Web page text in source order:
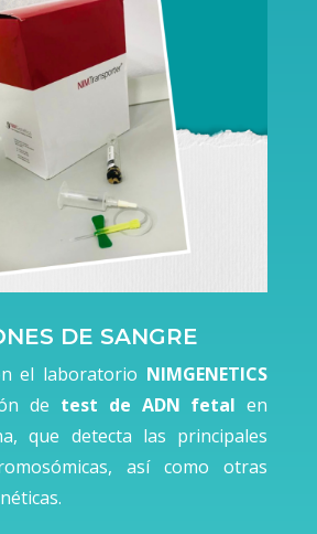
DE SANGRE
el laboratorio NIMGENETICS
de test de ADN fetal en
que detecta las principales
así como otras